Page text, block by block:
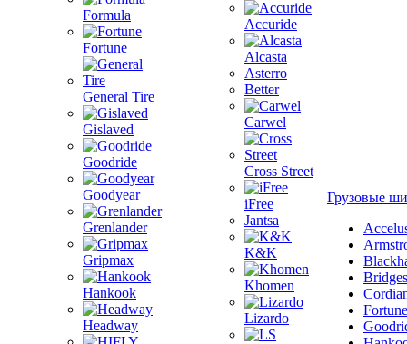
Formula
Fortune
General Tire
Gislaved
Goodride
Goodyear
Grenlander
Gripmax
Hankook
Headway
Accuride
Alcasta
Asterro
Better
Carwel
Cross Street
iFree
Jantsa
K&K
Khomen
Lizardo
Грузовые
Fortune